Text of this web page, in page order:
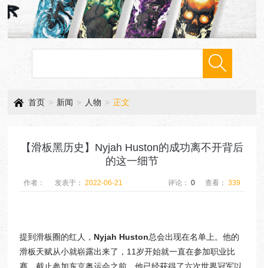
首页 > 新闻 > 人物 > 正文
【滑板黑历史】Nyjah Huston的成功离不开背后
的这一细节
作者： 发表于：2022-06-21 评论： 0 查看： 339
提到滑板圈的红人， Nyjah Huston总会出现在名单上。他的
滑板天赋从小就崭露出来了，11岁开始就一直在参加职业比